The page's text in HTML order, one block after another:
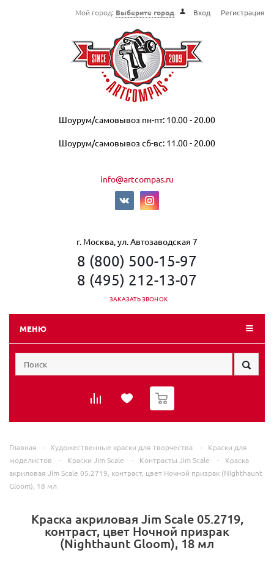
Мой город: Выберите город Вход Регистрация
Шоурум/самовывоз пн-пт: 10.00 - 20.00
Шоурум/самовывоз сб-вс: 11.00 - 20.00
info@artcompas.ru
г. Москва, ул. Автозаводская 7
8 (800) 500-15-97
8 (495) 212-13-07
ЗАКАЗАТЬ ЗВОНОК
МЕНЮ
0
Главная - Художественные краски для творчества -
Краски для
моделистов
- Краски Jim Scale - Контрасты Jim Scale -
Краска
акриловая Jim Scale 05.2719, контраст, цвет Ночной призрак (Nighthaunt
Gloom), 18 мл
Краска акриловая Jim Scale 05.2719,
контраст, цвет Ночной призрак
(Nighthaunt Gloom), 18 мл